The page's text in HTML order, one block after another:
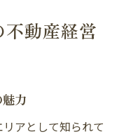
動産経営
力
アとして知られて